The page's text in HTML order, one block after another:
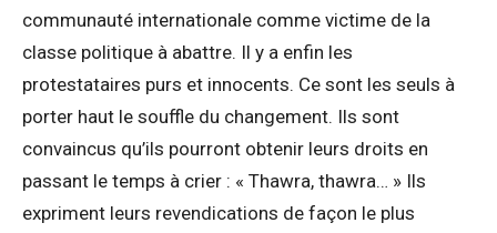
communauté internationale comme victime de la
classe politique à abattre. Il y a enfin les
protestataires purs et innocents. Ce sont les seuls à
porter haut le souffle du changement. Ils sont
convaincus qu’ils pourront obtenir leurs droits en
passant le temps à crier : « Thawra, thawra… » Ils
expriment leurs revendications de façon le plus